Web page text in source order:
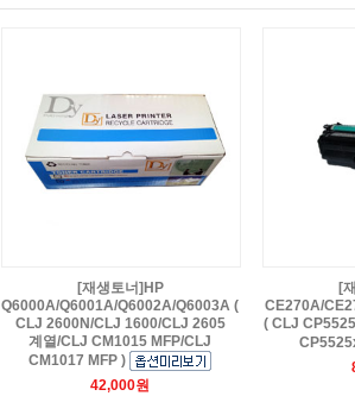
[재생토너]HP
Q6000A/Q6001A/Q6002A/Q6003A (
CLJ 2600N/CLJ 1600/CLJ 2605
계열/CLJ CM1015 MFP/CLJ
CM1017 MFP )
42,000원
[
CE270A/
( CLJ